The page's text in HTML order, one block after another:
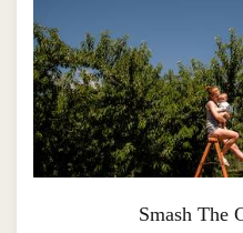
Smash The